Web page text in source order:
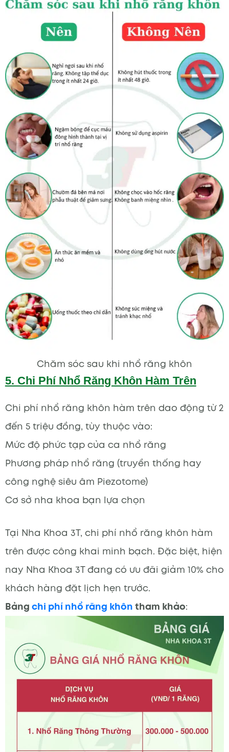
Chăm sóc sau khi nhổ răng khôn
5. Chi Phí Nhổ Răng Khôn Hàm Trên
Chi phí nhổ răng khôn hàm trên dao động từ 2
đến 5 triệu đồng, tùy thuộc vào:
Mức độ phức tạp của ca nhổ răng
Phương pháp nhổ răng (truyền thống hay
công nghệ siêu âm Piezotome)
Cơ sở nha khoa bạn lựa chọn
Tại Nha Khoa 3T, chi phí nhổ răng khôn hàm
trên được công khai minh bạch. Đặc biệt, hiện
nay Nha Khoa 3T đang có ưu đãi giảm 10% cho
khách hàng đặt lịch hẹn trước.
Bảngchi phí nhổ răng khôntham khảo: